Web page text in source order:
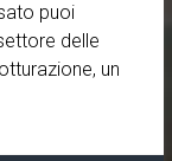
puoi
delle
un